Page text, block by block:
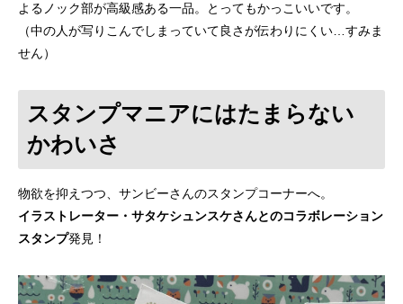
よるノック部が高級感ある一品。とってもかっこいいです。
（中の人が写りこんでしまっていて良さが伝わりにくい…すみま
せん）
スタンプマニアにはたまらない
かわいさ
物欲を抑えつつ、サンビーさんのスタンプコーナーへ。
イラストレーター・サタケシュンスケさんとのコラボレーション
スタンプ発見！